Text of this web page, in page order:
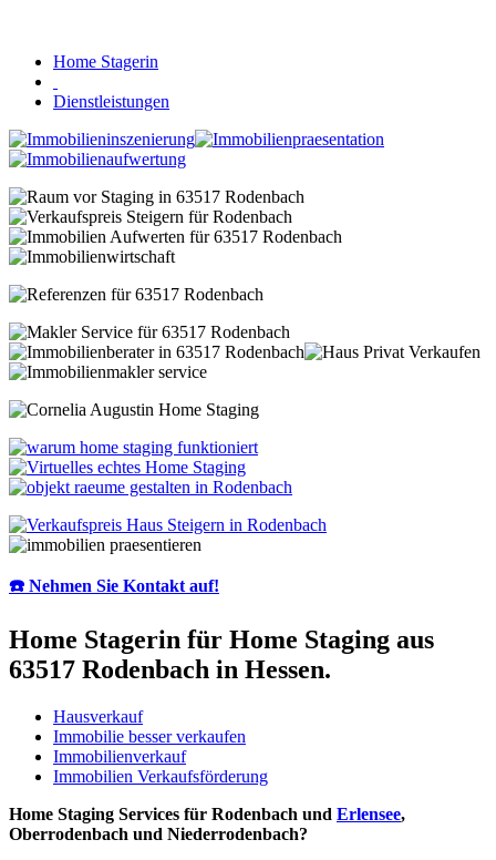
Home Stagerin
Dienstleistungen
☎️ Nehmen Sie Kontakt auf!
Home Stagerin für Home Staging aus
63517 Rodenbach in Hessen.
Hausverkauf
Immobilie besser verkaufen
Immobilienverkauf
Immobilien Verkaufsförderung
Home Staging Services für Rodenbach und Erlensee,
Oberrodenbach und Niederrodenbach?